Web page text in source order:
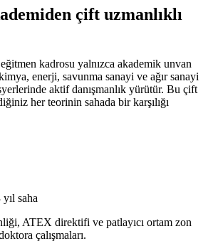
çift uzmanlıklı
kadrosu yalnızca akademik unvan
enerji, savunma sanayi ve ağır sanayi
aktif danışmanlık yürütür. Bu çift
her teorinin sahada bir karşılığı
saha
ATEX direktifi ve patlayıcı ortam zon
çalışmaları.